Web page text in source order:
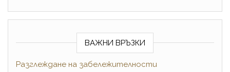
ВАЖНИ ВРЪЗКИ
Разглеждане на забележителности